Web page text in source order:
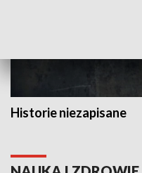
Historie niezapisane